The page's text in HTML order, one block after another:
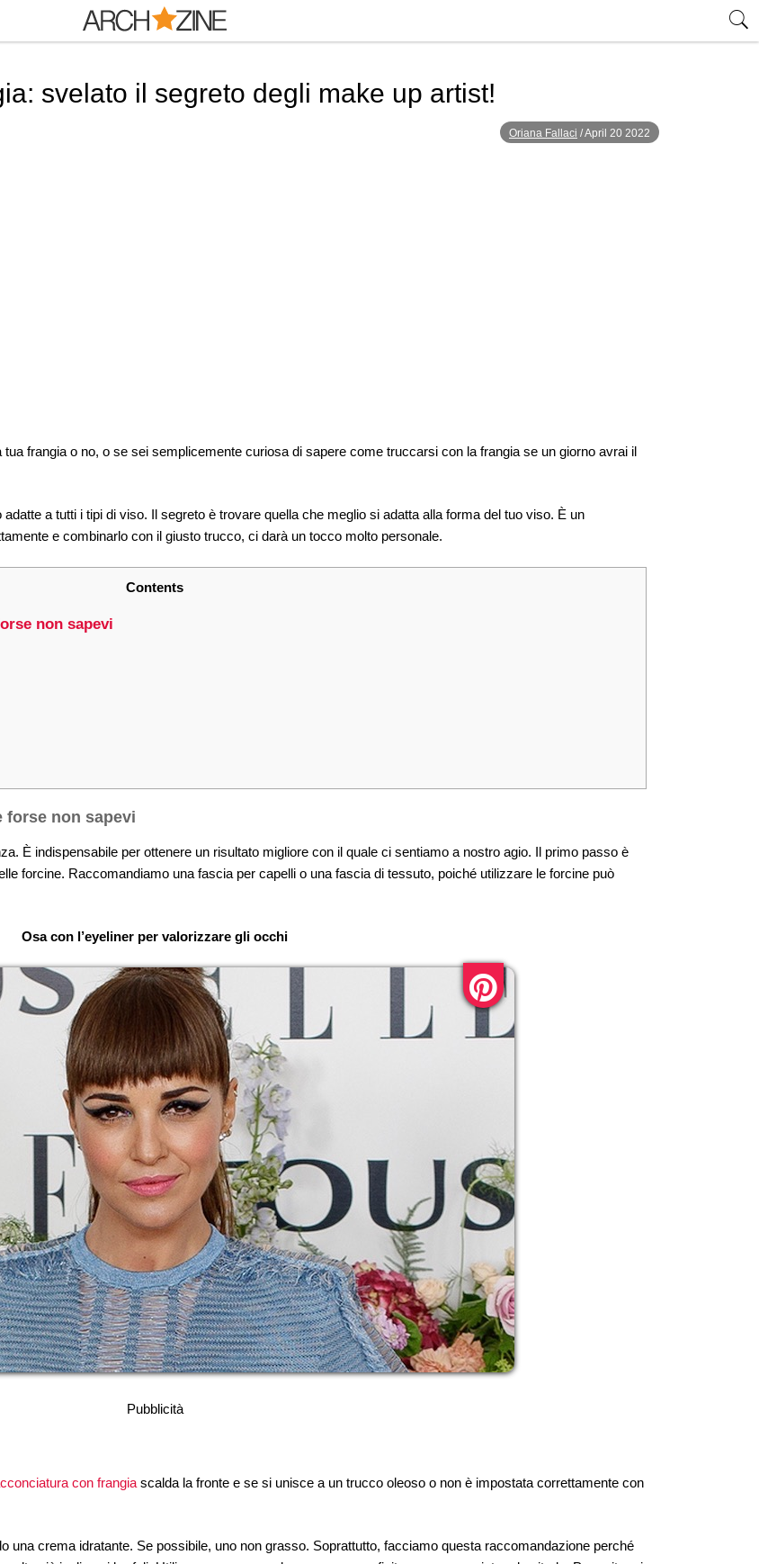
svelato il segreto degli make up artist!
Oriana Fallaci /April 20 2022
frangia o no, o se sei semplicemente curiosa di sapere come truccarsi con la frangia se un giorno avrai il
a tutti i tipi di viso. Il segreto è trovare quella che meglio si adatta alla forma del tuo viso. È un
e combinarlo con il giusto trucco, ci darà un tocco molto personale.
Contents
non sapevi
forse non sapevi
È indispensabile per ottenere un risultato migliore con il quale ci sentiamo a nostro agio. Il primo passo è
forcine. Raccomandiamo una fascia per capelli o una fascia di tessuto, poiché utilizzare le forcine può
Osa con l’eyeliner per valorizzare gli occhi
Pubblicità
con frangia scalda la fronte e se si unisce a un trucco oleoso o non è impostata correttamente con
una crema idratante. Se possibile, uno non grasso. Soprattutto, facciamo questa raccomandazione perché